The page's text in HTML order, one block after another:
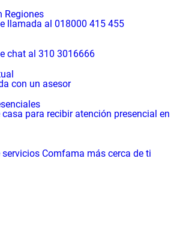
Regiones
llamada al 018000 415 455
chat al 310 3016666
con un asesor
para recibir atención presencial en
servicios Comfama más cerca de ti